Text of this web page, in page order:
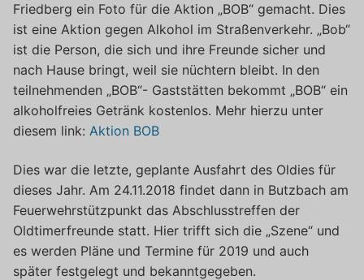
Friedberg ein Foto für die Aktion „BOB“ gemacht. Dies
ist eine Aktion gegen Alkohol im Straßenverkehr. „Bob“
ist die Person, die sich und ihre Freunde sicher und
nach Hause bringt, weil sie nüchtern bleibt. In den
teilnehmenden „BOB“- Gaststätten bekommt „BOB“ ein
alkoholfreies Getränk kostenlos. Mehr hierzu unter
diesem link: Aktion BOB
Dies war die letzte, geplante Ausfahrt des Oldies für
dieses Jahr. Am 24.11.2018 findet dann in Butzbach am
Feuerwehrstützpunkt das Abschlusstreffen der
Oldtimerfreunde statt. Hier trifft sich die „Szene“ und
es werden Pläne und Termine für 2019 und auch
später festgelegt und bekanntgegeben.